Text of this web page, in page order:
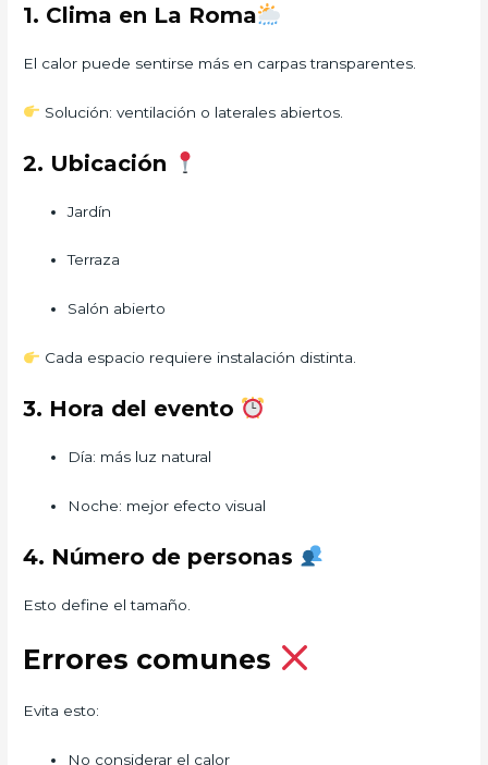
1. Clima en La Roma
El calor puede sentirse más en carpas transparentes.
Solución: ventilación o laterales abiertos.
2. Ubicación
Jardín
Terraza
Salón abierto
Cada espacio requiere instalación distinta.
3. Hora del evento
Día: más luz natural
Noche: mejor efecto visual
4. Número de personas
Esto define el tamaño.
Errores comunes
Evita esto:
No considerar el calor